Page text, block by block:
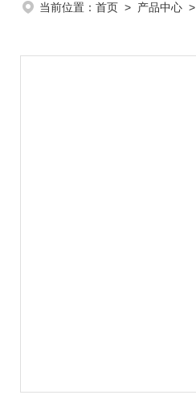
当前位置： 首页 > 产品中心 >